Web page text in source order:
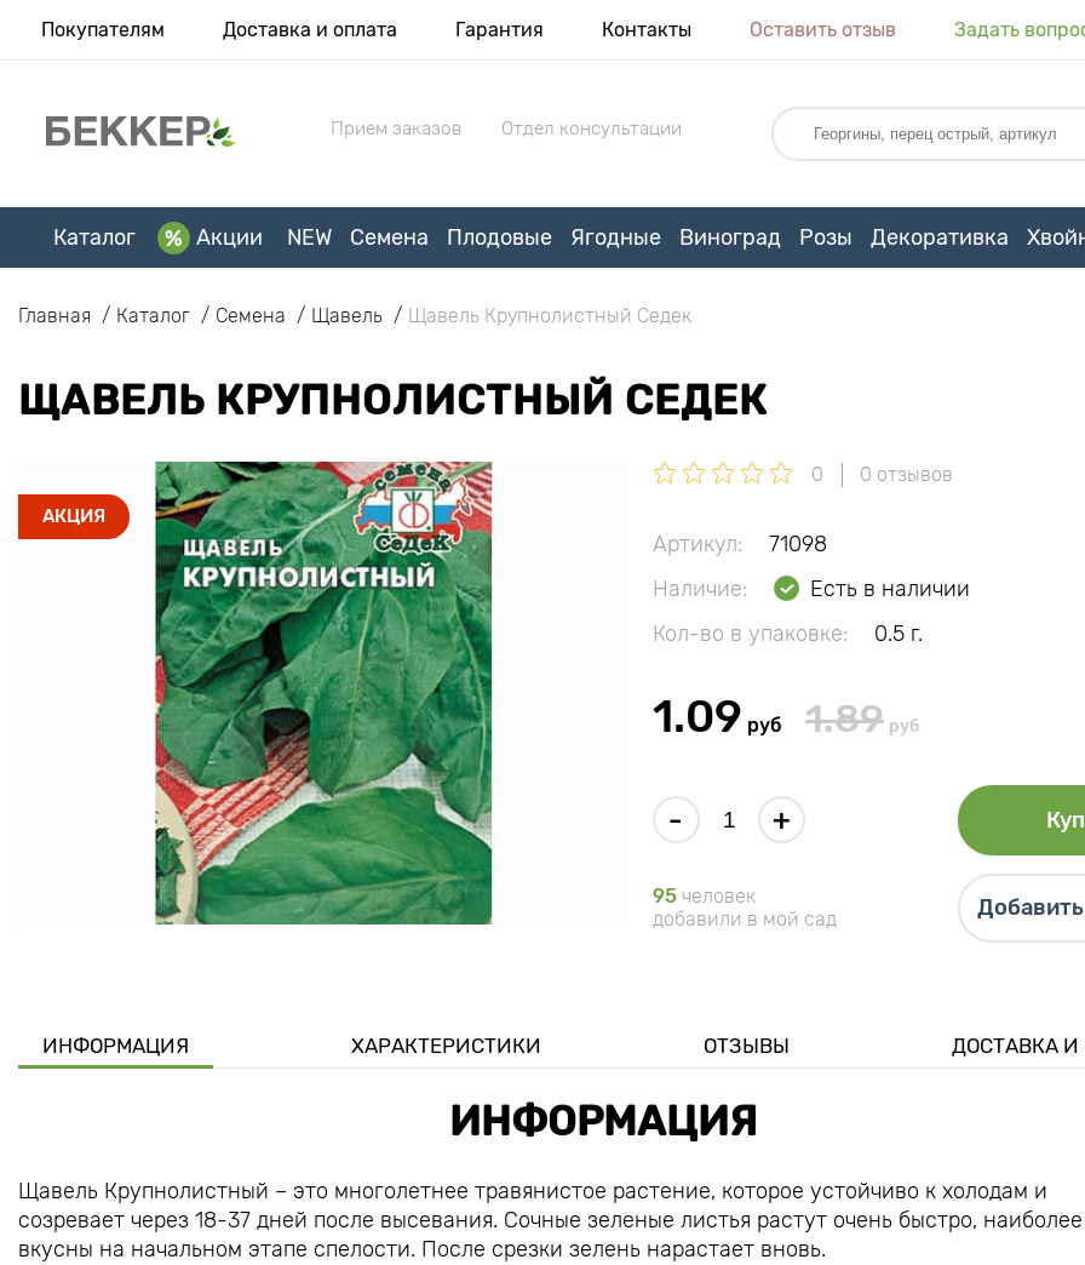
Покупателям Доставка и оплата Гарантия Контакты Оставить отзыв Задать
Прием заказов Отдел консультации
Каталог Акции NEW Семена Плодовые Ягодные Виноград Розы Декоративка
Главная Каталог Семена Щавель Щавель Крупнолистный Седек
ЩАВЕЛЬ КРУПНОЛИСТНЫЙ СЕДЕК
АКЦИЯ
0 0 отзывов
Артикул:
71098
Наличие:
Есть в наличии
Кол-во в упаковке:
0.5 г.
1.09 руб 1.89 руб
- +
95 человек
добавили в мой сад
ИНФОРМАЦИЯ ХАРАКТЕРИСТИКИ ОТЗЫВЫ ДОСТАВКА И
ИНФОРМАЦИЯ
Щавель Крупнолистный – это многолетнее травянистое растение, которое устойчиво к холодам и
созревает через 18-37 дней после высевания. Сочные зеленые листья растут очень быстро, наиболее
вкусны на начальном этапе спелости. После срезки зелень нарастает вновь.